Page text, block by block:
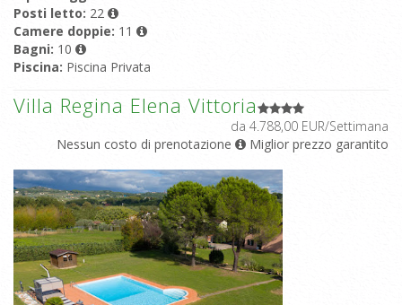
Posti letto: 22
Camere doppie: 11
Bagni: 10
Piscina: Piscina Privata
Villa Regina Elena Vittoria
da 4.788,00 EUR/Settimana
Nessun costo di prenotazione
Miglior prezzo garantito